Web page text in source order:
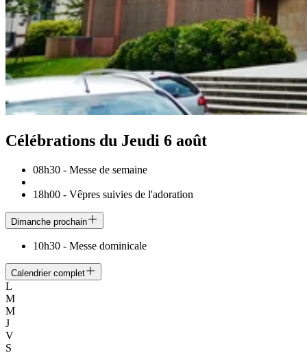
Célébrations du Jeudi 6 août
08h30 - Messe de semaine
18h00 - Vêpres suivies de l'adoration
Dimanche prochain
10h30 - Messe dominicale
Calendrier complet
L
M
M
J
V
S